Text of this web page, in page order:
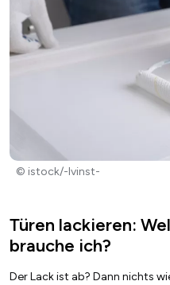
© istock/-lvinst-
Türen lackieren:
brauche ich?
Der Lack ist ab? Dann nichts